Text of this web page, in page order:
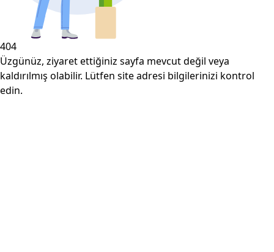
404
Üzgünüz, ziyaret ettiğiniz sayfa mevcut değil veya
kaldırılmış olabilir. Lütfen site adresi bilgilerinizi kontrol
edin.